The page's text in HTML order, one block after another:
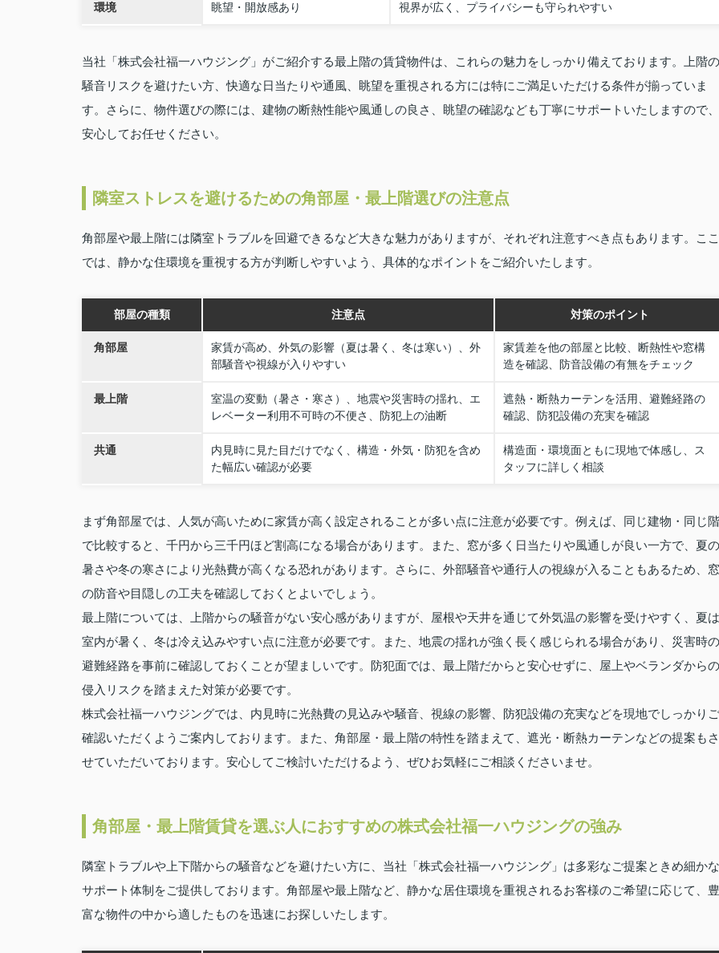
環境 眺望・開放感あり 視界が広く、プライバシーも守られやすい
当社「株式会社福一ハウジング」がご紹介する最上階の賃貸物件は、これらの魅力をしっかり備えております。上階の
騒音リスクを避けたい方、快適な日当たりや通風、眺望を重視される方には特にご満足いただける条件が揃っていま
す。さらに、物件選びの際には、建物の断熱性能や風通しの良さ、眺望の確認なども丁寧にサポートいたしますので、
安心してお任せください。
隣室ストレスを避けるための角部屋・最上階選びの注意点
角部屋や最上階には隣室トラブルを回避できるなど大きな魅力がありますが、それぞれ注意すべき点もあります。ここ
では、静かな住環境を重視する方が判断しやすいよう、具体的なポイントをご紹介いたします。
部屋の種類 注意点 対策のポイント
角部屋
家賃が高め、外気の影響（夏は暑く、冬は寒い）、外
部騒音や視線が入りやすい
家賃差を他の部屋と比較、断熱性や窓構
造を確認、防音設備の有無をチェック
最上階
室温の変動（暑さ・寒さ）、地震や災害時の揺れ、エ
レベーター利用不可時の不便さ、防犯上の油断
遮熱・断熱カーテンを活用、避難経路の
確認、防犯設備の充実を確認
共通
内見時に見た目だけでなく、構造・外気・防犯を含め
た幅広い確認が必要
構造面・環境面ともに現地で体感し、ス
タッフに詳しく相談
まず角部屋では、人気が高いために家賃が高く設定されることが多い点に注意が必要です。例えば、同じ建物・同じ階
で比較すると、千円から三千円ほど割高になる場合があります。また、窓が多く日当たりや風通しが良い一方で、夏の
暑さや冬の寒さにより光熱費が高くなる恐れがあります。さらに、外部騒音や通行人の視線が入ることもあるため、窓
の防音や目隠しの工夫を確認しておくとよいでしょう。
最上階については、上階からの騒音がない安心感がありますが、屋根や天井を通じて外気温の影響を受けやすく、夏は
室内が暑く、冬は冷え込みやすい点に注意が必要です。また、地震の揺れが強く長く感じられる場合があり、災害時の
避難経路を事前に確認しておくことが望ましいです。防犯面では、最上階だからと安心せずに、屋上やベランダからの
侵入リスクを踏まえた対策が必要です。
株式会社福一ハウジングでは、内見時に光熱費の見込みや騒音、視線の影響、防犯設備の充実などを現地でしっかりご
確認いただくようご案内しております。また、角部屋・最上階の特性を踏まえて、遮光・断熱カーテンなどの提案もさ
せていただいております。安心してご検討いただけるよう、ぜひお気軽にご相談くださいませ。
角部屋・最上階賃貸を選ぶ人におすすめの株式会社福一ハウジングの強み
隣室トラブルや上下階からの騒音などを避けたい方に、当社「株式会社福一ハウジング」は多彩なご提案ときめ細かな
サポート体制をご提供しております。角部屋や最上階など、静かな居住環境を重視されるお客様のご希望に応じて、豊
富な物件の中から適したものを迅速にお探しいたします。